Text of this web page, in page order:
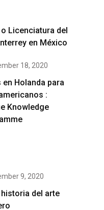
Licenciatura del
en México
18, 2020
en Holanda para
:
Knowledge
9, 2020
historia del arte